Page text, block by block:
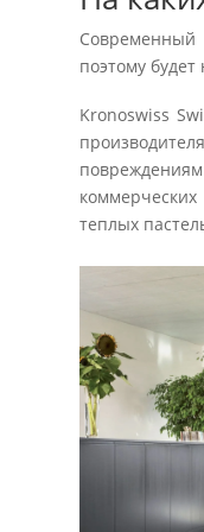
Современный
поэтому
Kronoswiss
теплых